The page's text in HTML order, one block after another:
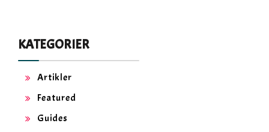
KATEGORIER
Artikler
Featured
Guides